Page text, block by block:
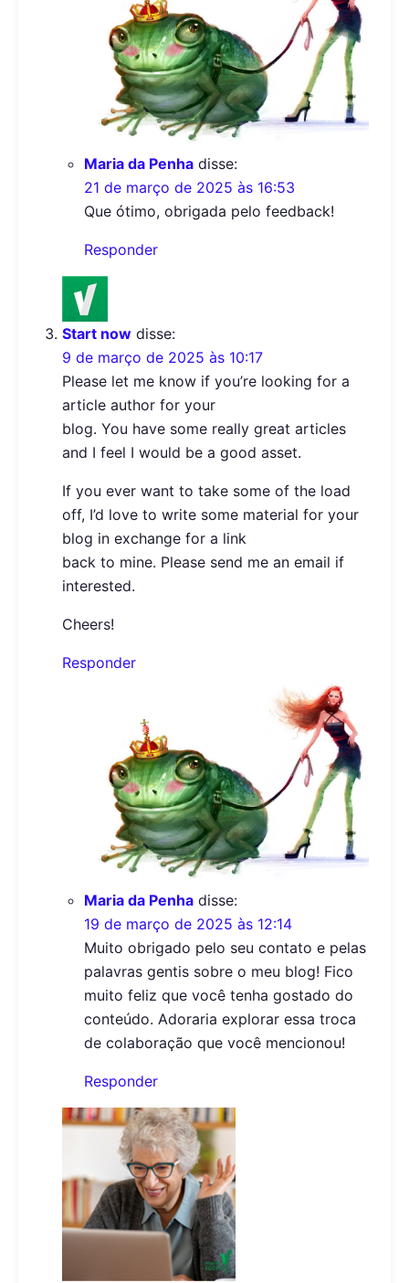
Maria da Penha disse:
21 de março de 2025 às 16:53
Que ótimo, obrigada pelo feedback!
Responder
Start now disse:
9 de março de 2025 às 10:17
Please let me know if you’re looking for a
article author for your
blog. You have some really great articles
and I feel I would be a good asset.
If you ever want to take some of the load
off, I’d love to write some material for your
blog in exchange for a link
back to mine. Please send me an email if
interested.
Cheers!
Responder
Maria da Penha disse:
19 de março de 2025 às 12:14
Muito obrigado pelo seu contato e pelas
palavras gentis sobre o meu blog! Fico
muito feliz que você tenha gostado do
conteúdo. Adoraria explorar essa troca
de colaboração que você mencionou!
Responder